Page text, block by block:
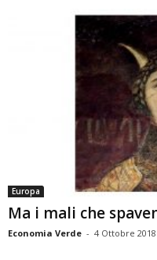
Europa
Ma i mali che
Economia Verde - 4 Ottobre 2018